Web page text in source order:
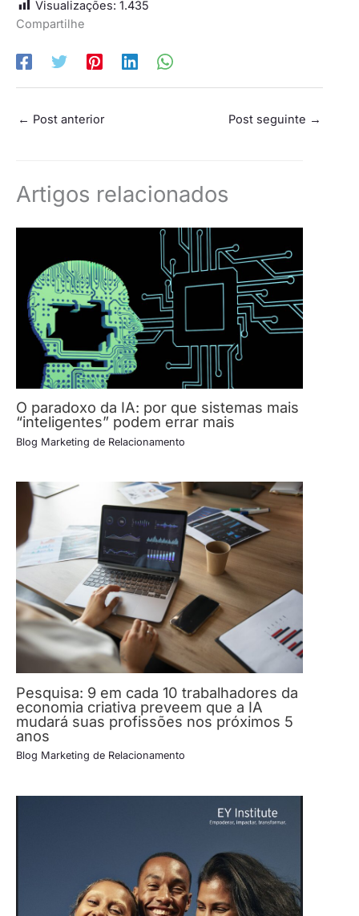
Visualizações: 1.435
Compartilhe
← Post anterior Post seguinte →
Artigos relacionados
O paradoxo da IA: por que sistemas mais
“inteligentes” podem errar mais
Blog Marketing de Relacionamento
Pesquisa: 9 em cada 10 trabalhadores da
economia criativa preveem que a IA
mudará suas profissões nos próximos 5
anos
Blog Marketing de Relacionamento